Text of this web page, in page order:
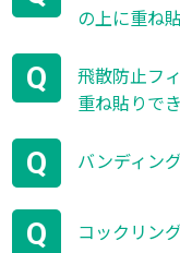
の上に重ね
Q
飛散防止フ
重ね貼りで
Q バンディン
Q コックリン